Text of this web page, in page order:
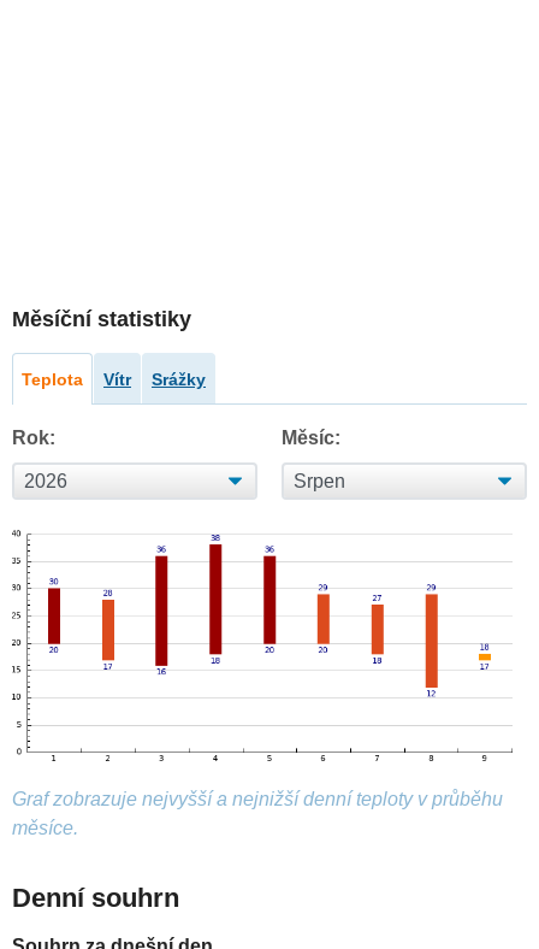
Měsíční statistiky
Teplota Vítr Srážky
Rok: Měsíc:
Graf zobrazuje nejvyšší a nejnižší denní teploty v průběhu
měsíce.
Denní souhrn